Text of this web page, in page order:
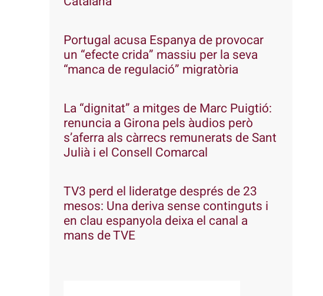
Portugal acusa Espanya de provocar
un “efecte crida” massiu per la seva
“manca de regulació” migratòria
La “dignitat” a mitges de Marc Puigtió:
renuncia a Girona pels àudios però
s’aferra als càrrecs remunerats de Sant
Julià i el Consell Comarcal
TV3 perd el lideratge després de 23
mesos: Una deriva sense continguts i
en clau espanyola deixa el canal a
mans de TVE